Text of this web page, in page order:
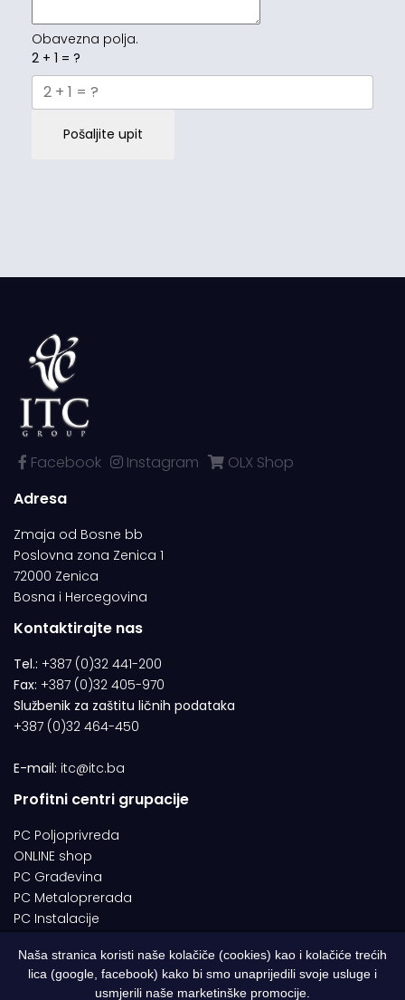
Obavezna polja.
2 + 1 = ?
Pošaljite upit
Facebook Instagram
OLX Shop
Adresa
Zmaja od Bosne bb
Poslovna zona Zenica 1
72000 Zenica
Bosna i Hercegovina
Kontaktirajte nas
Tel.: +387 (0)32 441-200
Fax: +387 (0)32 405-970
Službenik za zaštitu ličnih podataka
+387 (0)32 464-450
E-mail: itc@itc.ba
Profitni centri grupacije
PC Poljoprivreda
ONLINE shop
PC Građevina
PC Metaloprerada
PC Instalacije
© 1994-2026 | ITC d.o.o. Zenica. Sva prava pridržana | Designed by
Naša stranica koristi naše kolačiče (cookies) kao i kolačiće trećih
lica (google, facebook) kako bi smo unaprijedili svoje usluge i
usmjerili naše marketinške promocije.